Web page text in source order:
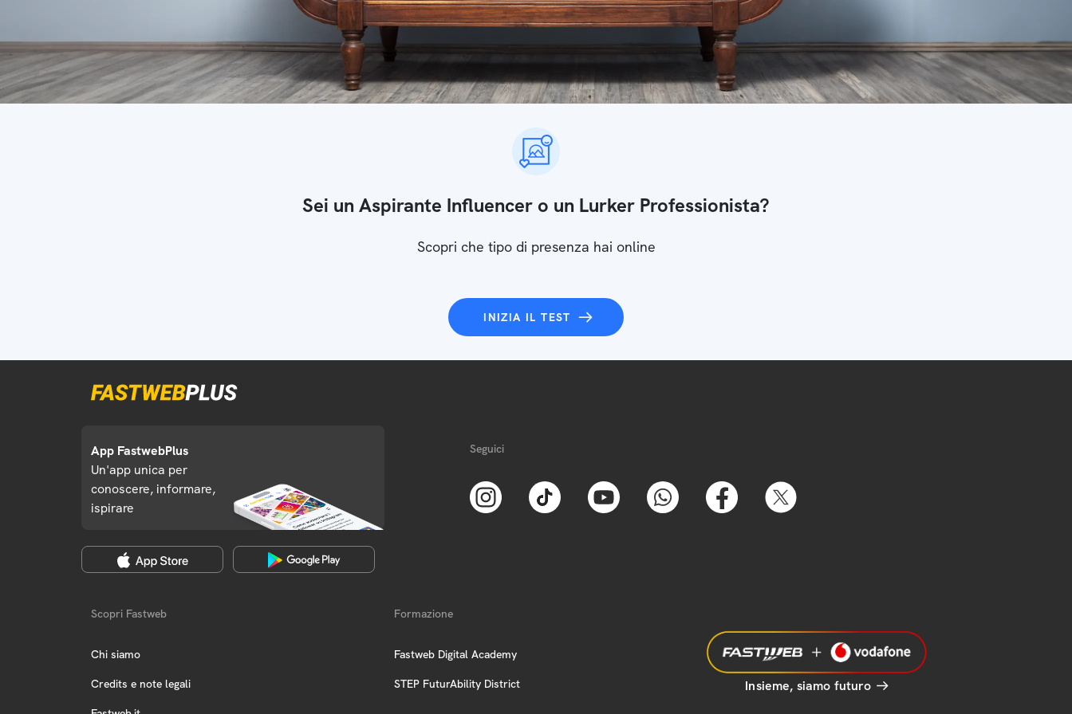
Sei un Aspirante Influencer o un Lurker Professionista?
Scopri che tipo di presenza hai online
INIZIA IL TEST
App FastwebPlus
Un'app unica per
conoscere, informare,
ispirare
Seguici
Scopri Fastweb
Chi siamo
Credits e note legali
Formazione
Fastweb Digital Academy
STEP FuturAbility District Insieme, siamo futuro